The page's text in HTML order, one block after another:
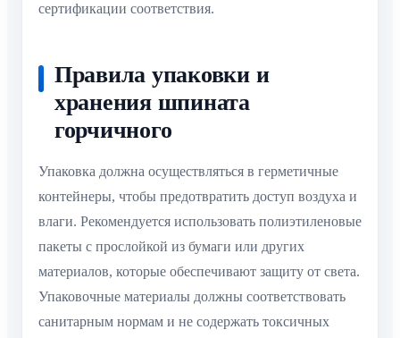
сертификации соответствия.
Правила упаковки и
хранения шпината
горчичного
Упаковка должна осуществляться в герметичные
контейнеры, чтобы предотвратить доступ воздуха и
влаги. Рекомендуется использовать полиэтиленовые
пакеты с прослойкой из бумаги или других
материалов, которые обеспечивают защиту от света.
Упаковочные материалы должны соответствовать
санитарным нормам и не содержать токсичных